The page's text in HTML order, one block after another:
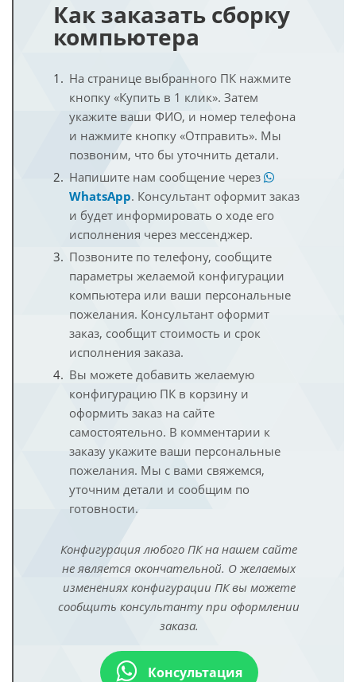
Как заказать сборку
компьютера
На странице выбранного ПК нажмите
кнопку «Купить в 1 клик». Затем
укажите ваши ФИО, и номер телефона
и нажмите кнопку «Отправить». Мы
позвоним, что бы уточнить детали.
Напишите нам сообщение через
WhatsApp. Консультант оформит заказ
и будет информировать о ходе его
исполнения через мессенджер.
Позвоните по телефону, сообщите
параметры желаемой конфигурации
компьютера или ваши персональные
пожелания. Консультант оформит
заказ, сообщит стоимость и срок
исполнения заказа.
Вы можете добавить желаемую
конфигурацию ПК в корзину и
оформить заказ на сайте
самостоятельно. В комментарии к
заказу укажите ваши персональные
пожелания. Мы с вами свяжемся,
уточним детали и сообщим по
готовности.
Конфигурация любого ПК на нашем сайте
не является окончательной. О желаемых
изменениях конфигурации ПК вы можете
сообщить консультанту при оформлении
заказа.
Консультация